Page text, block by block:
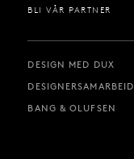
BLI VÅR PARTNER
DESIGN MED DUX
DESIGNERSAMARBEID
BANG & OLUFSEN